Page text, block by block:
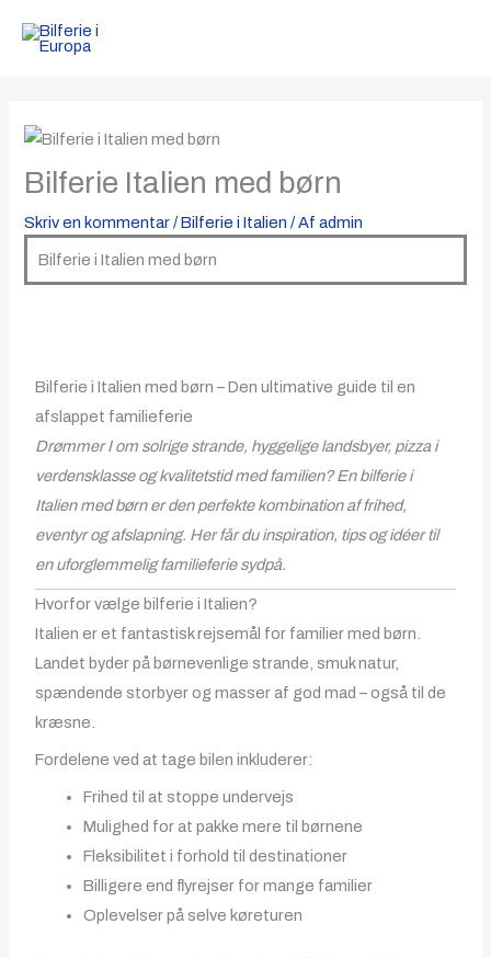
Bilferie Italien med børn
Skriv en kommentar /Bilferie i Italien / Afadmin
Bilferie i Italien med børn
Bilferie i Italien med børn – Den ultimative guide til en
afslappet familieferie
Drømmer I om solrige strande, hyggelige landsbyer, pizza i
verdensklasse og kvalitetstid med familien? En bilferie i
Italien med børn er den perfekte kombination af frihed,
eventyr og afslapning. Her får du inspiration, tips og idéer til
en uforglemmelig familieferie sydpå.
Hvorfor vælge bilferie i Italien?
Italien er et fantastisk rejsemål for familier med børn.
Landet byder på børnevenlige strande, smuk natur,
spændende storbyer og masser af god mad – også til de
kræsne.
Fordelene ved at tage bilen inkluderer:
Frihed til at stoppe undervejs
Mulighed for at pakke mere til børnene
Fleksibilitet i forhold til destinationer
Billigere end flyrejser for mange familier
Oplevelser på selve køreturen